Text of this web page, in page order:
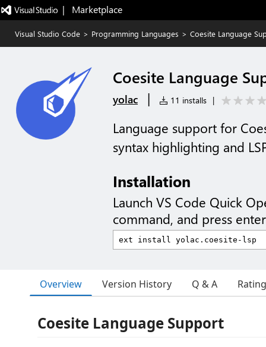
|   Marketplace
Visual Studio Code > Programming Languages > Coesite Language
Coesite Language
yolac | 11 installs |
Language support for
syntax highlighting and
Installation
Launch VS Code Quick
command, and press
Overview Version History Q & A
Coesite Language Support